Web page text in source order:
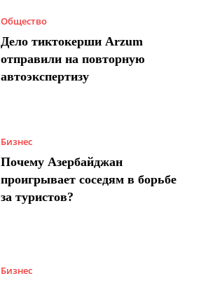
Общество
Дело тиктокерши Arzum
отправили на повторную
автоэкспертизу
Бизнес
Почему Азербайджан
проигрывает соседям в борьбе
за туристов?
Бизнес